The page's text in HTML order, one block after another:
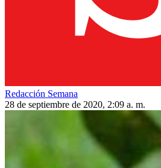
Redacción Semana
28 de septiembre de 2020, 2:09 a. m.